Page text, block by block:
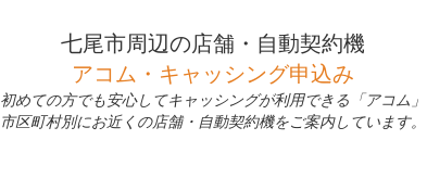
七尾市周辺の店舗・自動契約機
アコム・キャッシング申込み
初めての方でも安心してキャッシングが利用できる「アコム」
市区町村別にお近くの店舗・自動契約機をご案内しています。